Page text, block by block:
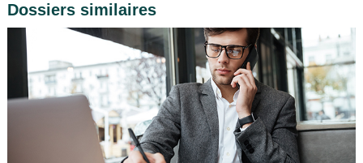
Dossiers similaires